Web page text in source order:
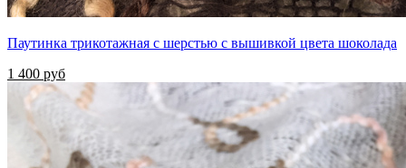
Паутинка трикотажная с шерстью с вышивкой цвета шоколада
1 400 руб